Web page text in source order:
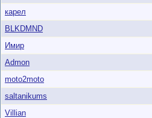
карел
BLKDMND
Имир
Admon
moto2moto
saltanikums
Villian